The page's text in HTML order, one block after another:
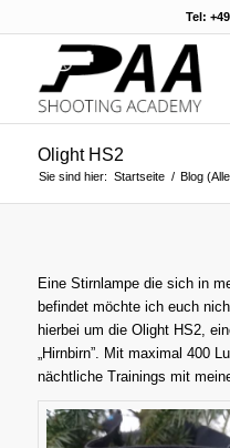
Tel:
Olight HS2
Sie sind hier: Startseite / Blog
Eine Stirnlampe die sich in
befindet möchte ich euch
hierbei um die Olight HS2,
„Hirnbirn”. Mit maximal 400
nächtliche Trainings mit